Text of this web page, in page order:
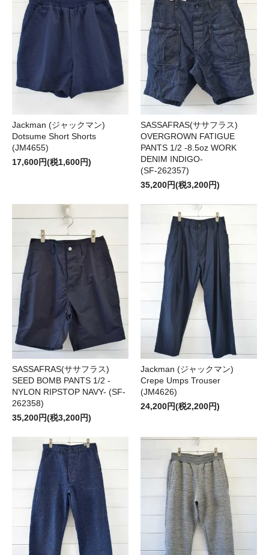
Jackman (ジャックマン)
Dotsume Short Shorts
(JM4655)
17,600円(税1,600円)
SASSAFRAS(ササフラス)
OVERGROWN FATIGUE
PANTS 1/2 -8.5oz WORK
DENIM INDIGO-
(SF-262357)
35,200円(税3,200円)
SASSAFRAS(ササフラス)
SEED BOMB PANTS 1/2 -
NYLON RIPSTOP NAVY- (SF-
262358)
35,200円(税3,200円)
Jackman (ジャックマン)
Crepe Umps Trouser
(JM4626)
24,200円(税2,200円)